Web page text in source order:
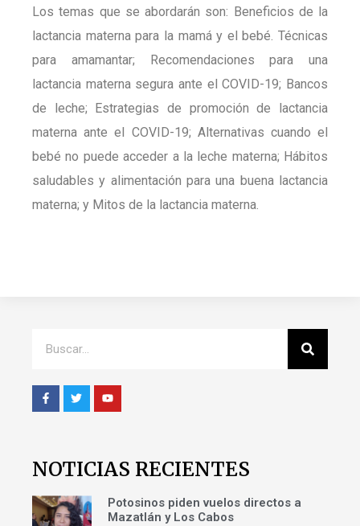
Los temas que se abordarán son: Beneficios de la
lactancia materna para la mamá y el bebé. Técnicas
para amamantar; Recomendaciones para una
lactancia materna segura ante el COVID-19; Bancos
de leche; Estrategias de promoción de lactancia
materna ante el COVID-19; Alternativas cuando el
bebé no puede acceder a la leche materna; Hábitos
saludables y alimentación para una buena lactancia
materna; y Mitos de la lactancia materna.
NOTICIAS RECIENTES
Potosinos piden vuelos directos a
Mazatlán y Los Cabos